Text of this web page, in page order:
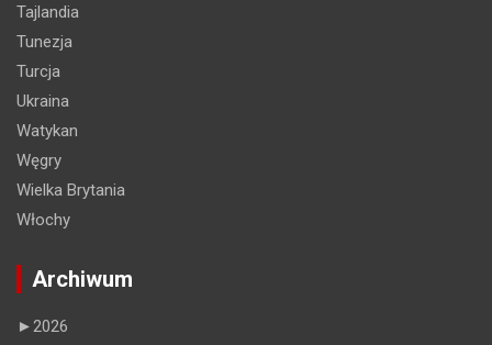
Tajlandia
Tunezja
Turcja
Ukraina
Watykan
Węgry
Wielka Brytania
Włochy
Archiwum
►2026